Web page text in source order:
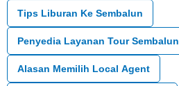
Tips Liburan Ke Sembalun
Penyedia Layanan Tour Sembalun
Alasan Memilih Local Agent